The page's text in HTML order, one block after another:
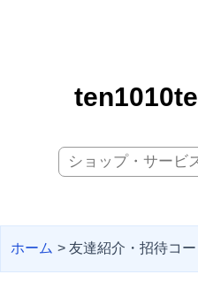
ホーム > 友達紹介・招待コー